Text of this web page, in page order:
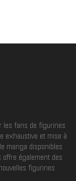
les fans de figurines
exhaustive et mise à
manga disponibles
offre également des
figurines